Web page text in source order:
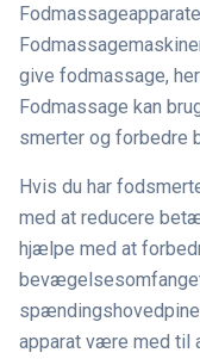
give fodmassage,
Fodmassage kan
smerter og forbedre
Hvis du har
med at reducere
hjælpe med at
apparat være med til